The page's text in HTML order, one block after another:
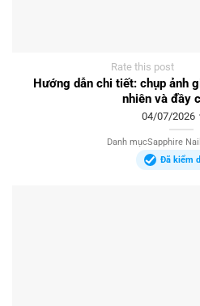
Rate this post
Hướng dẫn chi tiết: chụp ảnh
nhiên và đầy
04/07/2026
Danh mụcSapphire
Đã kiểm